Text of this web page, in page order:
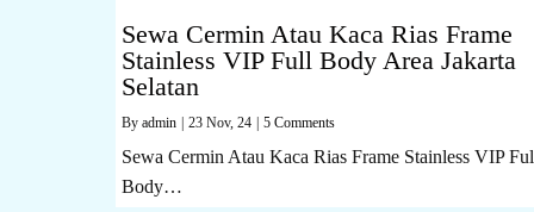
Sewa Cermin Atau Kaca Rias Frame
Stainless VIP Full Body Area Jakarta
Selatan
By admin 23 Nov, 24 5 Comments
Sewa Cermin Atau Kaca Rias Frame Stainless VIP
Body…